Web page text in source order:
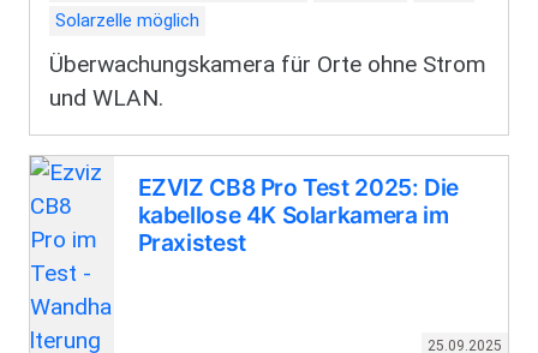
Solarzelle möglich
Überwachungskamera für Orte ohne Strom
und WLAN.
25.09.2025
EZVIZ CB8 Pro Test 2025: Die
kabellose 4K Solarkamera im
Praxistest